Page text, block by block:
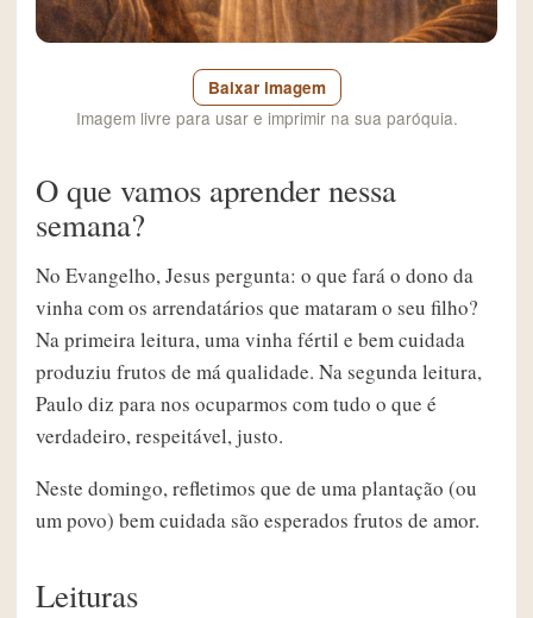
Baixar imagem
Imagem livre para usar e imprimir na sua paróquia.
O que vamos aprender nessa
semana?
No Evangelho, Jesus pergunta: o que fará o dono da
vinha com os arrendatários que mataram o seu filho?
Na primeira leitura, uma vinha fértil e bem cuidada
produziu frutos de má qualidade. Na segunda leitura,
Paulo diz para nos ocuparmos com tudo o que é
verdadeiro, respeitável, justo.
Neste domingo, refletimos que de uma plantação (ou
um povo) bem cuidada são esperados frutos de amor.
Leituras